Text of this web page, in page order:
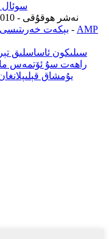
© نەشر ھوقۇقى - 2010-2026: بارلىق ھوقۇقلار قوغدىلىدۇ.
بېكەت خەرىتىسى - AMP
سىلىكون ئاساسلىق
راھەت سۇ ئۆتمەس
يۇمشاق